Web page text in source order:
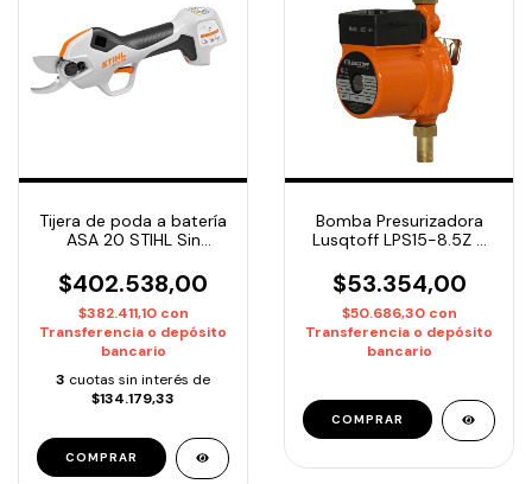
Tijera de poda a batería
ASA 20 STIHL Sin
$402.538,00
$382.411,10 con
Transferencia o depósito
bancario
3 cuotas sin interés de
$134.179,33
Bomba Presurizadora
Lusqtoff LPS15-8.5Z 2
$53.354,00
$50.686,30 con
Transferencia o depósito
bancario